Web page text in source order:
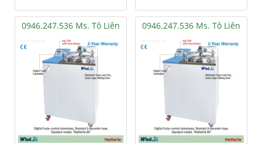
0946.247.536 Ms. Tô Liên 0946.247.536 Ms. Tô Liên